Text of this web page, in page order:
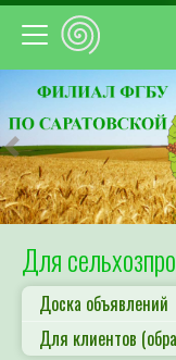
Предыдущий
Для
Доска объявлений
Для клиентов